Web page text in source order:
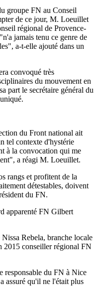
groupe FN au Conseil
de ce jour, M. Loeuillet
régional de Provence-
jamais tenu ce genre de
a-t-elle ajouté dans un
convoqué très
du mouvement en
part le secrétaire général du
du Front national ait
tel contexte d'hystérie
à la convocation qui me
a réagi M. Loeuillet.
rangs et profitent de la
détestables, doivent
du FN.
apparenté FN Gilbert
Rebela, branche locale
2015 conseiller régional FN
responsable du FN à Nice
assuré qu'il ne l'était plus